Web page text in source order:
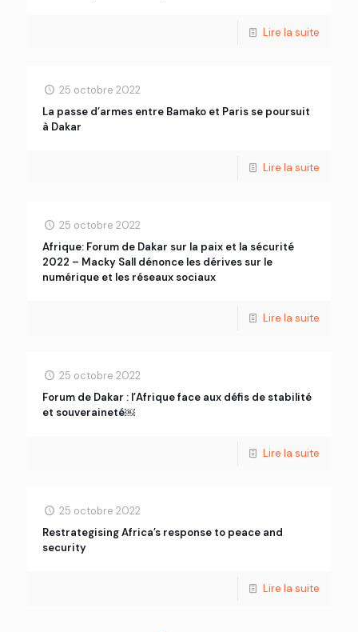
Lire la suite
25 octobre 2022
La passe d’armes entre Bamako et Paris se poursuit
à Dakar
Lire la suite
25 octobre 2022
Afrique: Forum de Dakar sur la paix et la sécurité
2022 – Macky Sall dénonce les dérives sur le
numérique et les réseaux sociaux
Lire la suite
25 octobre 2022
Forum de Dakar : l’Afrique face aux défis de stabilité
et souveraineté￼
Lire la suite
25 octobre 2022
Restrategising Africa’s response to peace and
security
Lire la suite